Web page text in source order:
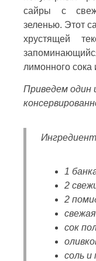
сайры с
зеленью. Этот
хрустящей
лимонного сока
Приведем один
1
2
2
сок
соль и